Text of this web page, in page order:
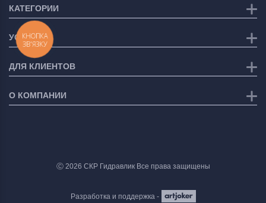
КАТЕГОРИИ
УСЛУГИ
ДЛЯ КЛИЕНТОВ
О КОМПАНИИ
Ⓒ 2026 СКР Гидравлик Все права защищены
Разработка и поддержка -
КНОПКА
ЗВ'ЯЗКУ